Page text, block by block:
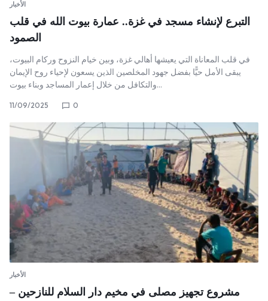
الأخبار
التبرع لإنشاء مسجد في غزة.. عمارة بيوت الله في قلب
الصمود
في قلب المعاناة التي يعيشها أهالي غزة، وبين خيام النزوح وركام البيوت،
يبقى الأمل حيًّا بفضل جهود المخلصين الذين يسعون لإحياء روح الإيمان
والتكافل من خلال إعمار المساجد وبناء بيوت…
11/09/2025 0
الأخبار
مشروع تجهيز مصلى في مخيم دار السلام للنازحين –